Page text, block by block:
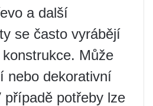
a další
se často vyrábějí
Může
nebo dekorativní
případě potřeby lze